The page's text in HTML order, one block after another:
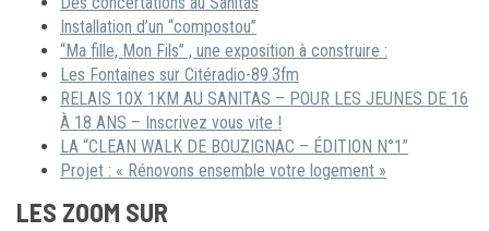
Installation d’un “compostou”
“Ma fille, Mon Fils” , une exposition à construire :
Les Fontaines sur Citéradio-89.3fm
RELAIS 10X 1KM AU SANITAS – POUR LES JEUNES DE 16
À 18 ANS – Inscrivez vous vite !
LA “CLEAN WALK DE BOUZIGNAC – ÉDITION N°1”
Projet : « Rénovons ensemble votre logement »
LES ZOOM SUR